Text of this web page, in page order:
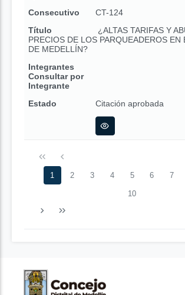
Consecutivo
CT-124
Título
¿ALTAS TARIFAS Y
PRECIOS DE LOS PARQUEADEROS EN
DE MEDELLÍN?
Integrantes
Consultar por
Integrante
Estado
Citación aprobada
1 2 3 4 5 6 7
10